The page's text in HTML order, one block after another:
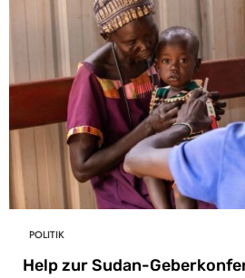
POLITIK
Help zur Sudan-